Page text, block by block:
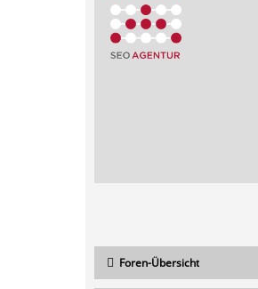
Foren-Übersicht